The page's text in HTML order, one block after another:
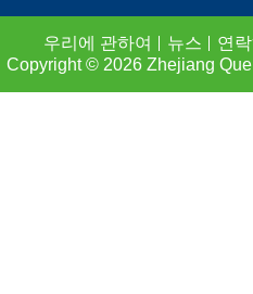
우리에 관하여 뉴스
연
Copyright © 2026Zhejiang